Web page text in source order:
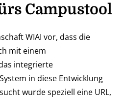
Campustool
WIAI vor, dass die
mit einem
integrierte
in diese Entwicklung
wurde speziell eine URL,